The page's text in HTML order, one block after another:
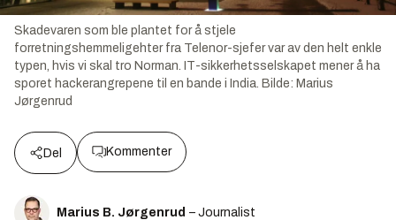
Skadevaren som ble plantet for å stjele
forretningshemmeligehter fra Telenor-sjefer var av den helt enkle
typen, hvis vi skal tro Norman. IT-sikkerhetsselskapet mener å ha
sporet hackerangrepene til en bande i India. Bilde: Marius
Jørgenrud
Del Kommenter
Marius B. Jørgenrud – Journalist